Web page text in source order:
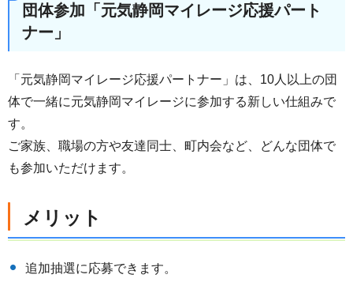
団体参加「元気静岡マイレージ応援パート
ナー」
「元気静岡マイレージ応援パートナー」は、10人以上の団
体で一緒に元気静岡マイレージに参加する新しい仕組みで
す。
ご家族、職場の方や友達同士、町内会など、どんな団体で
も参加いただけます。
メリット
追加抽選に応募できます。